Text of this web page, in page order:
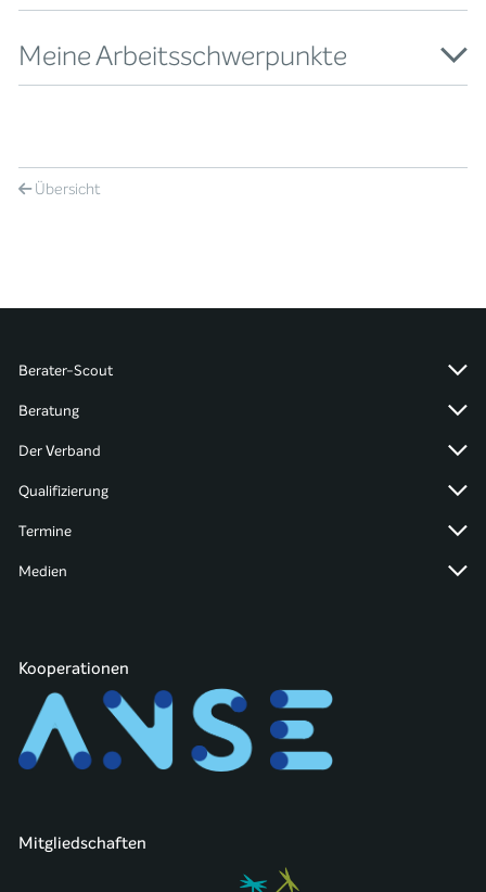
Meine Arbeitsschwerpunkte
Übersicht
Berater-Scout
Beratung
Der Verband
Qualifizierung
Termine
Medien
Kooperationen
Mitgliedschaften